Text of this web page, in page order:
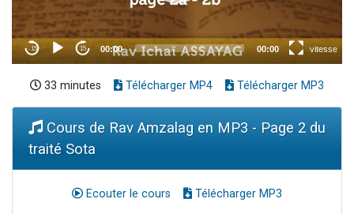
33 minutes Télécharger MP4 Télécharger MP3
Cours de Rav Amzalag en MP3 - Page 2 du
traité Sota
Ecouter le cours Télécharger MP3